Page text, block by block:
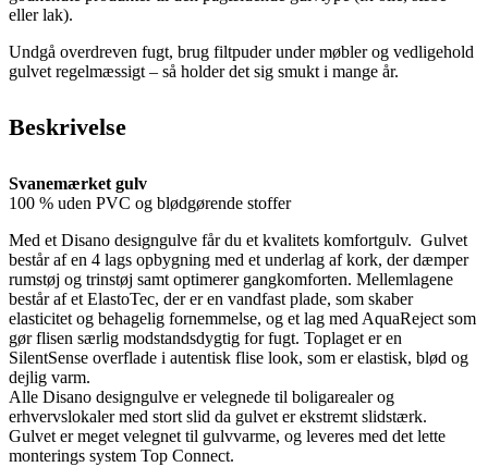
eller lak).
Undgå overdreven fugt, brug filtpuder under møbler og vedligehold
gulvet regelmæssigt – så holder det sig smukt i mange år.
Beskrivelse
Svanemærket gulv
100 % uden PVC og blødgørende stoffer
Med et Disano designgulve får du et kvalitets komfortgulv. Gulvet
består af en 4 lags opbygning med et underlag af kork, der dæmper
rumstøj og trinstøj samt optimerer gangkomforten. Mellemlagene
består af et ElastoTec, der er en vandfast plade, som skaber
elasticitet og behagelig fornemmelse, og et lag med AquaReject som
gør flisen særlig modstandsdygtig for fugt. Toplaget er en
SilentSense overflade i autentisk flise look, som er elastisk, blød og
dejlig varm.
Alle Disano designgulve er velegnede til boligarealer og
erhvervslokaler med stort slid da gulvet er ekstremt slidstærk.
Gulvet er meget velegnet til gulvvarme, og leveres med det lette
monterings system Top Connect.